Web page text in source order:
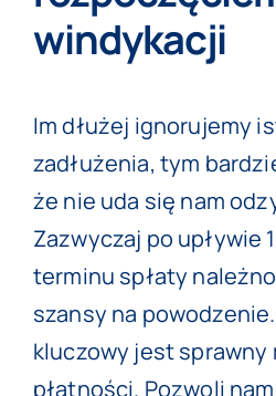
windykacji
Im dłużej ignorujemy
zadłużenia, tym
że nie uda się nam
Zazwyczaj po upływie
terminu spłaty
szansy na
kluczowy jest
płatności. Pozwoli